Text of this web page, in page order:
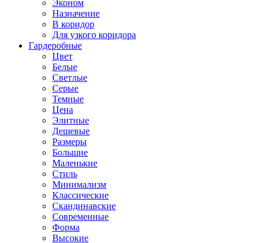
Эконом
Назначение
В коридор
Для узкого коридора
Гардеробные
Цвет
Белые
Светлые
Серые
Темные
Цена
Элитные
Дешевые
Размеры
Большие
Маленькие
Стиль
Минимализм
Классические
Скандинавские
Современные
Форма
Высокие